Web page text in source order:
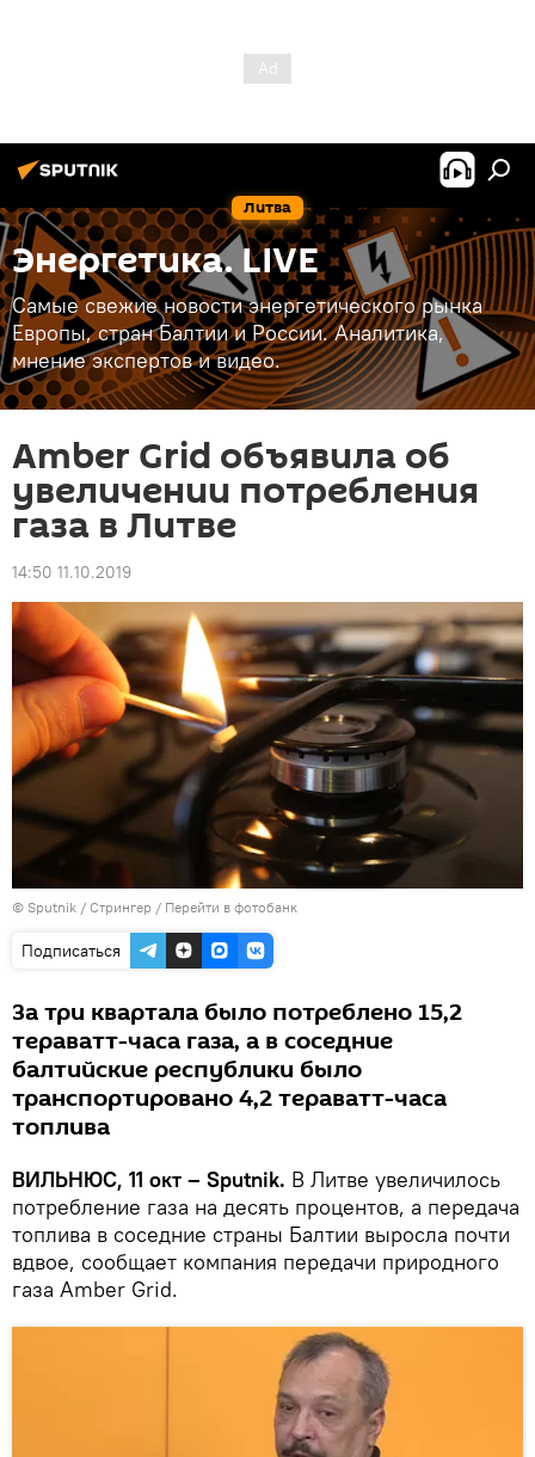
Литва
Энергетика. LIVE
Самые свежие новости энергетического рынка
Европы, стран Балтии и России. Аналитика,
мнение экспертов и видео.
Amber Grid объявила об
увеличении потребления
газа в Литве
14:50 11.10.2019
© Sputnik / Стрингер / Перейти в фотобанк
Подписаться
За три квартала было потреблено 15,2
тераватт-часа газа, а в соседние
балтийские республики было
транспортировано 4,2 тераватт-часа
топлива
ВИЛЬНЮС, 11 окт – Sputnik. В Литве увеличилось
потребление газа на десять процентов, а передача
топлива в соседние страны Балтии выросла почти
вдвое, сообщает компания передачи природного
газа Amber Grid.